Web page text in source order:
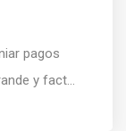
pagos
y fact...